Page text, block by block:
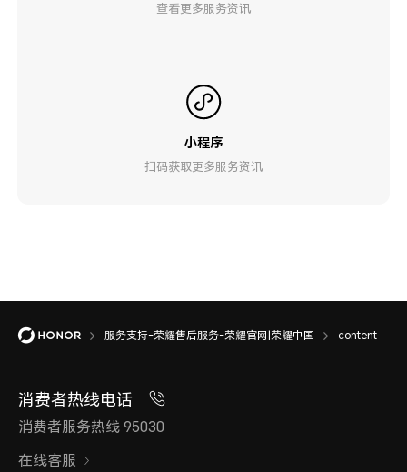
查看更多服务资讯
小程序
扫码获取更多服务资讯
服务支持-荣耀售后服务-荣耀官网|荣耀中国 content
消费者热线电话
消费者服务热线 95030
在线客服